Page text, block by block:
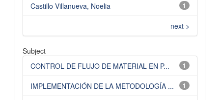
1
Castillo Villanueva, Noelia
next >
Subject
1
CONTROL DE FLUJO DE MATERIAL EN P...
1
IMPLEMENTACIÓN DE LA METODOLOGÍA ...